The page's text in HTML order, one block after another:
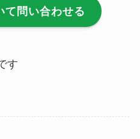
て問い合わせる
す